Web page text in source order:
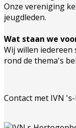
Onze vereniging
jeugdleden.
Wat staan we
Wij willen
rond de thema's
Contact met IVN